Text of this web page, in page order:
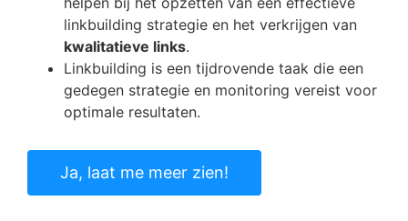
linkbuilding strategie en het verkrijgen van
kwalitatieve links.
Linkbuilding is een tijdrovende taak die een
gedegen strategie en monitoring vereist voor
optimale resultaten.
Ja, laat me meer zien!